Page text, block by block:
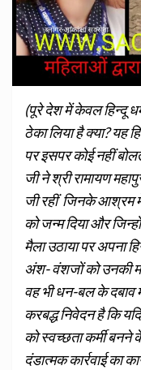
(पूरे देश में केवल हिन्दू
ठेका लिया है क्या? यह
पर इसपर कोई नहीं
जी ने श्री रामायण
जी रहीं जिनके आश्रम
को जन्म दिया और
मैला उठाया पर अपना
अंश- वंशजों को उनकी
वह भी धन-बल के दबाव
करबद्ध निवेदन है कि
को स्वच्छता कर्मी बनने
दंडात्मक कार्रवाई का